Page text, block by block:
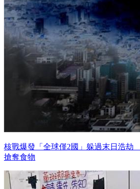
核戰爆發「全球僅2國」躲過末日浩
搶奪食物